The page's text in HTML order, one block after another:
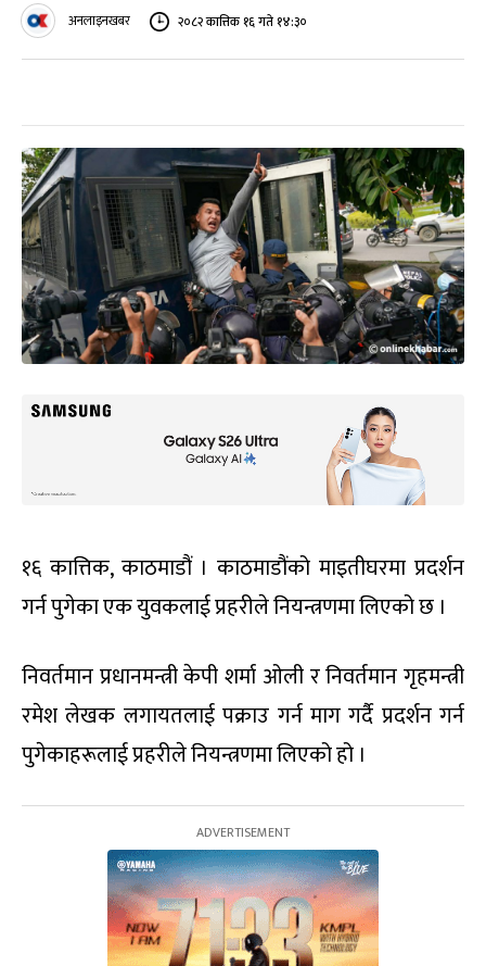
अनलाइनखबर २०८२ कात्तिक १६ गते १४:३०
१६ कात्तिक, काठमाडौं । काठमाडौंको माइतीघरमा प्रदर्शन
गर्न पुगेका एक युवकलाई प्रहरीले नियन्त्रणमा लिएको छ ।
निवर्तमान प्रधानमन्त्री केपी शर्मा ओली र निवर्तमान गृहमन्त्री
रमेश लेखक लगायतलाई पक्राउ गर्न माग गर्दै प्रदर्शन गर्न
पुगेकाहरूलाई प्रहरीले नियन्त्रणमा लिएको हो ।